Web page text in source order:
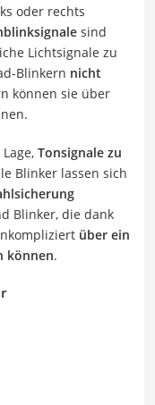
oder rechts
sind
Lichtsignale zu
Blinkern nicht
können sie über
Tonsignale zu
Blinker lassen sich
Blinker, die dank
über ein
können.